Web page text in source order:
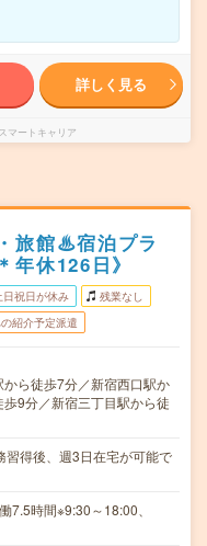
詳しく見る
マートキャリア
旅館♨宿泊プラ
年休126日》
日祝日が休み 残業なし
紹介予定派遣
ら徒歩7分／新宿西口駅か
9分／新宿三丁目駅から徒
得後、週3日在宅が可能で
時間※9:30～18:00、